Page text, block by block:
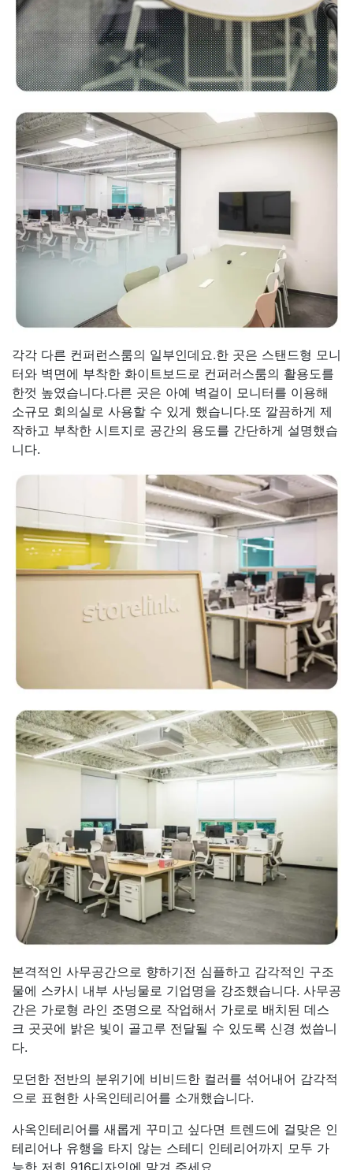
각각 다른 컨퍼런스룸의 일부인데요.한 곳은 스탠드형 모니
터와 벽면에 부착한 화이트보드로 컨퍼러스룸의 활용도를
한껏 높였습니다.다른 곳은 아예 벽걸이 모니터를 이용해
소규모 회의실로 사용할 수 있게 했습니다.또 깔끔하게 제
작하고 부착한 시트지로 공간의 용도를 간단하게 설명했습
니다.
본격적인 사무공간으로 향하기전 심플하고 감각적인 구조
물에 스카시 내부 사닝물로 기업명을 강조했습니다. 사무공
간은 가로형 라인 조명으로 작업해서 가로로 배치된 데스
크 곳곳에 밝은 빛이 골고루 전달될 수 있도록 신경 썼씁니
다.
모던한 전반의 분위기에 비비드한 컬러를 섞어내어 감각적
으로 표현한 사옥인테리어를 소개했습니다.
사옥인테리어를 새롭게 꾸미고 싶다면 트렌드에 걸맞은 인
테리어나 유행을 타지 않는 스테디 인테리어까지 모두 가
능한 저희 916디자인에 맡겨 주세요.